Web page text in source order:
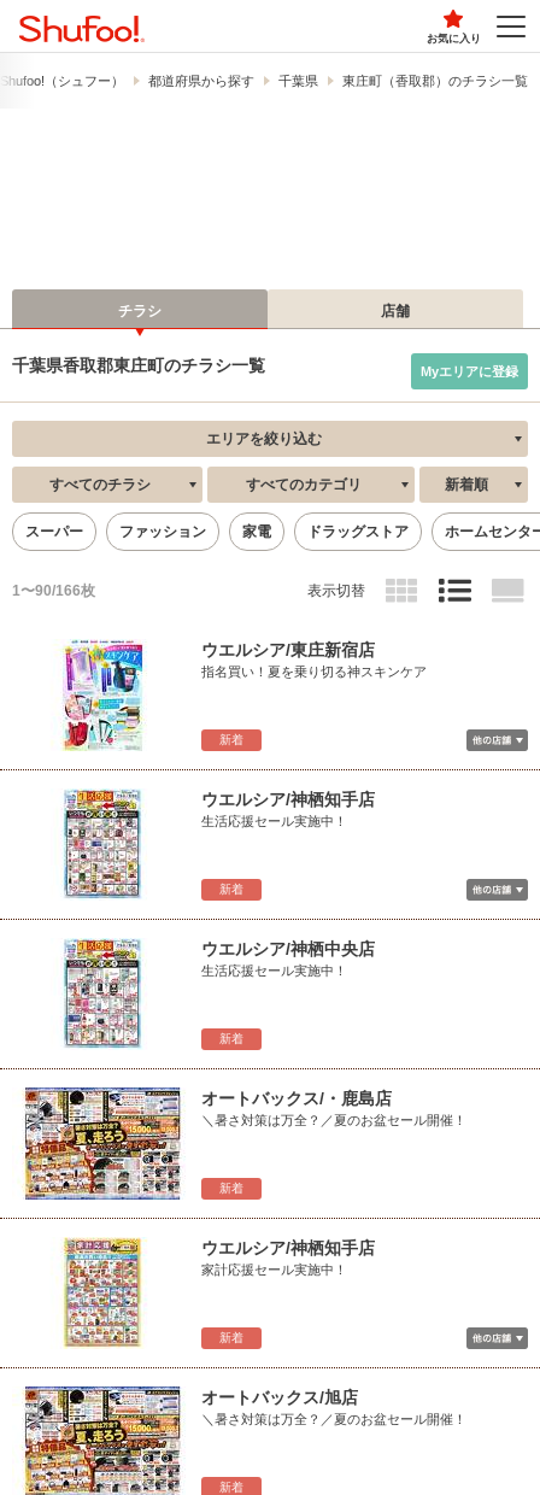
お気に入り
（シュフー） 都道府県から探す 千葉県 東庄町（香取郡）のチラシ一覧
チラシ 店舗
千葉県香取郡東庄町のチラシ一覧 Myエリアに登録
エリアを絞り込む
すべてのチラシ すべてのカテゴリ 新着順
スーパー ファッション 家電 ドラッグストア ホームセンタ
1〜90/166枚 表示切替
新着
ウエルシア/東庄新宿店
指名買い！夏を乗り切る神スキンケア
新着
ウエルシア/神栖知手店
生活応援セール実施中！
新着
ウエルシア/神栖中央店
生活応援セール実施中！
新着
オートバックス/・鹿島店
＼暑さ対策は万全？／夏のお盆セール開催！
新着
ウエルシア/神栖知手店
家計応援セール実施中！
新着
オートバックス/旭店
＼暑さ対策は万全？／夏のお盆セール開催！